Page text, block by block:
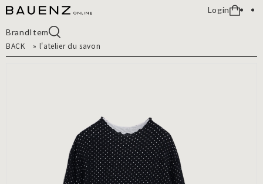
Login
BrandItem
BACK
» l'atelier du savon